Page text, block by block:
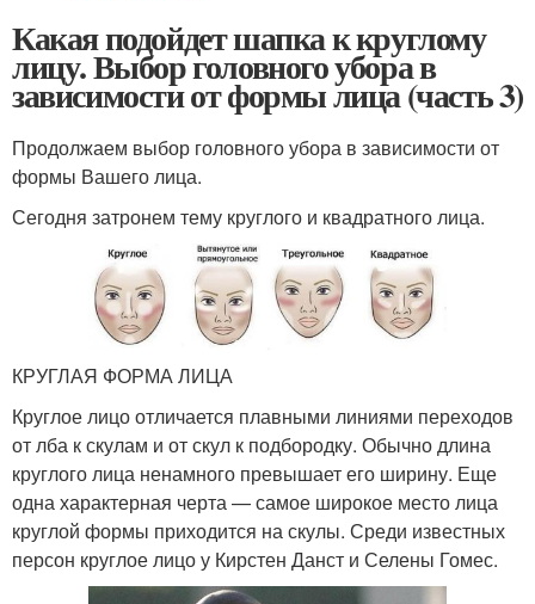
Какая подойдет шапка к круглому
лицу. Выбор головного убора в
зависимости от формы лица (часть 3)
Продолжаем выбор головного убора в зависимости от
формы Вашего лица.
Сегодня затронем тему круглого и квадратного лица.
КРУГЛАЯ ФОРМА ЛИЦА
Круглое лицо отличается плавными линиями переходов
от лба к скулам и от скул к подбородку. Обычно длина
круглого лица ненамного превышает его ширину. Еще
одна характерная черта — самое широкое место лица
круглой формы приходится на скулы. Среди известных
персон круглое лицо у Кирстен Данст и Селены Гомес.